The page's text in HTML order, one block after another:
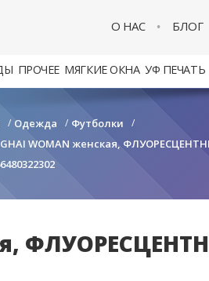
О НАС БЛОГ
ПРОЧЕЕ МЯГКИЕ ОКНА УФ ПЕЧАТЬ
/ Одежда / Футболки /
WOMAN женская,